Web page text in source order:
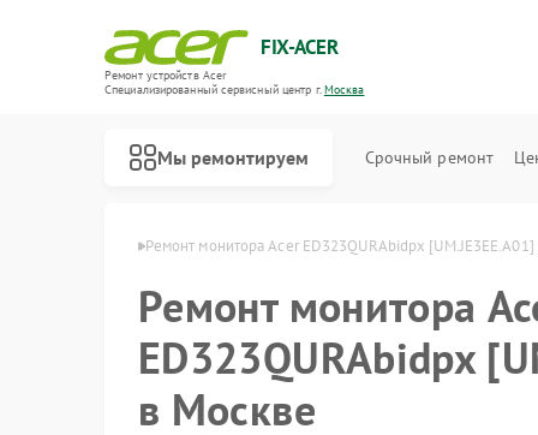
FIX-ACER
Ремонт устройств Acer
Специализированный cервисный центр г.Москва
Мы ремонтируем Срочный ремонт
Ремонт монитора Acer ED323QURAbidpx
Ремонт монитора
ED323QURAbidpx
в Москве